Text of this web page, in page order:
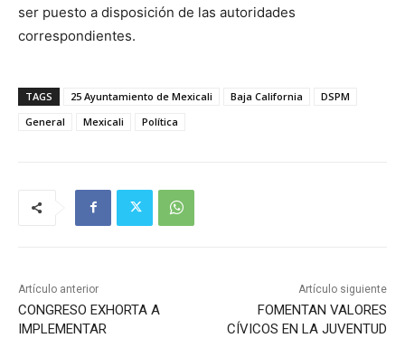
ser puesto a disposición de las autoridades
correspondientes.
TAGS 25 Ayuntamiento de Mexicali Baja California
DSPM
General
Mexicali Política
Artículo anterior
CONGRESO EXHORTA A
IMPLEMENTAR
Artículo siguiente
FOMENTAN VALORES
CÍVICOS EN LA JUVENTUD